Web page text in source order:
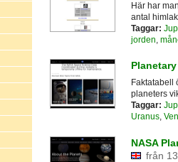
Här har
antal
Taggar:
jorden,
Faktatabell
planeters
Taggar:
Uranus,
NASA
från